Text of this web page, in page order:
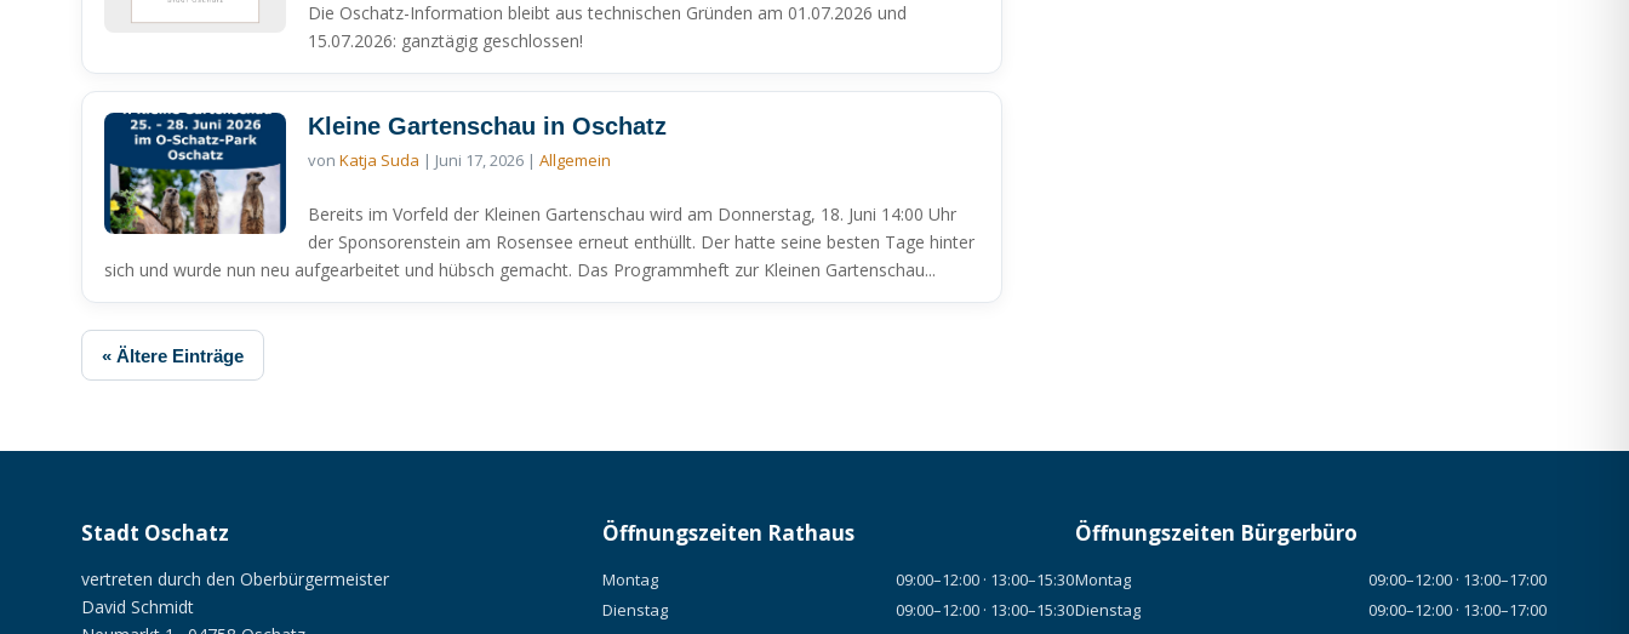
Die Oschatz-Information bleibt aus technischen Gründen am 01.07.2026 und
15.07.2026: ganztägig geschlossen!
Kleine Gartenschau in Oschatz
vonKatja Suda | Juni 17, 2026 |Allgemein
Bereits im Vorfeld der Kleinen Gartenschau wird am Donnerstag, 18. Juni 14:00 Uhr
der Sponsorenstein am Rosensee erneut enthüllt. Der hatte seine besten Tage hinter
sich und wurde nun neu aufgearbeitet und hübsch gemacht. Das Programmheft zur Kleinen Gartenschau...
« Ältere Einträge
Stadt Oschatz
vertreten durch den Oberbürgermeister
David Schmidt
Öffnungszeiten Rathaus
Montag
09:00–12:00 · 13:00–15:30
Dienstag
09:00–12:00 · 13:00–15:30
Öffnungszeiten Bürgerbüro
Montag
09:00–12:00 · 13:00–17:00
Dienstag
09:00–12:00 · 13:00–17:00